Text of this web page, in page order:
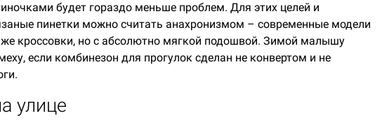
будет гораздо меньше проблем. Для этих целей и
пинетки можно считать анахронизмом – современные модели
кроссовки, но с абсолютно мягкой подошвой. Зимой малышу
если комбинезон для прогулок сделан не конвертом и не
улице